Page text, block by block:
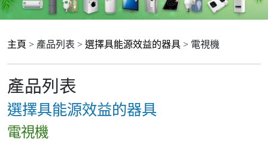
主頁 > 產品列表 > 選擇具能源效益的器具 > 電視機
產品列表
選擇具能源效益的器具
電視機